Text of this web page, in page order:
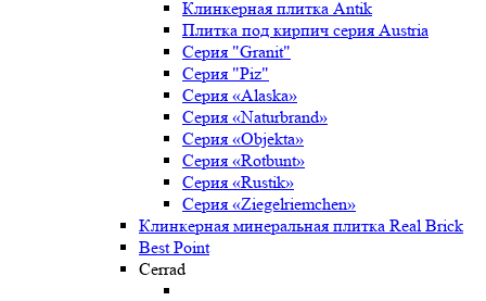
Клинкерная плитка Antik
Плитка под кирпич серия Austria
Серия "Granit"
Серия "Piz"
Серия «Alaska»
Серия «Naturbrand»
Серия «Objekta»
Серия «Rotbunt»
Серия «Rustik»
Серия «Ziegelriemchen»
Клинкерная минеральная плитка Real Brick
Best Point
Cerrad